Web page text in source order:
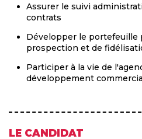
Assurer le suivi
contrats
Développer le portefeuille
prospection et de
Participer à la vie de
développement
LE CANDIDAT